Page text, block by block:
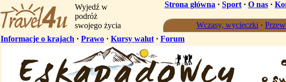
Wyjedź w
podróż
swojego życia
Strona główna · Sport · O nas ·
Wczasy, wycieczki ·
Informacje o krajach · Prawo · Kursy walut · Forum